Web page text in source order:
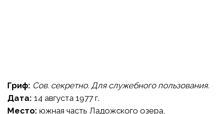
Гриф: Сов. секретно. Для служебного пользования.
Дата: 14 августа 1977 г.
Место: южная часть Ладожского озера,